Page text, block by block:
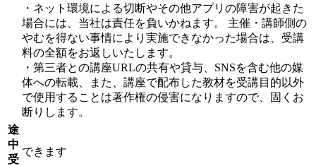
・ネット環境による切断やその他アプリの障害が起きた
場合には、当社は責任を負いかねます。 主催・講師側の
やむを得ない事情により実施できなかった場合は、受講
料の全額をお返しいたします。
・第三者との講座URLの共有や貸与、SNSを含む他の媒
体への転載、また、講座で配布した教材を受講目的以外
で使用することは著作権の侵害になりますので、固くお
断りします。
途
中
受
できます